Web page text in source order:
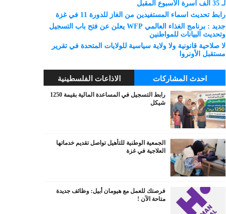
لـ 35 ألف أسرة الأسبوع المقبل
رابط تحديث اسماء المستفيدين من الغاز للدورة 11 في غزة
جديد : برنامج الغذاء العالمي WFP يعلن عن فتح باب التسجيل
وتحديث البيانات للمواطنين
لا صلاحية قانونية ولا ولاية سياسية للولايات المتحدة في تقرير
مستقبل الأونروا
احدث المشاركات الاذاعات الفلسطينية
رابط التسجيل في المساعدة المالية بقيمة 1250
شيكل
الجمعية الوطنية للتأهيل تواصل تقديم خدماتها
العلاجية في غزة
فرصتك للعمل مع هيومان أبيل: وظائف جديدة
متاحة الآن !